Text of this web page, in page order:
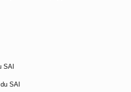
SAI
SAI